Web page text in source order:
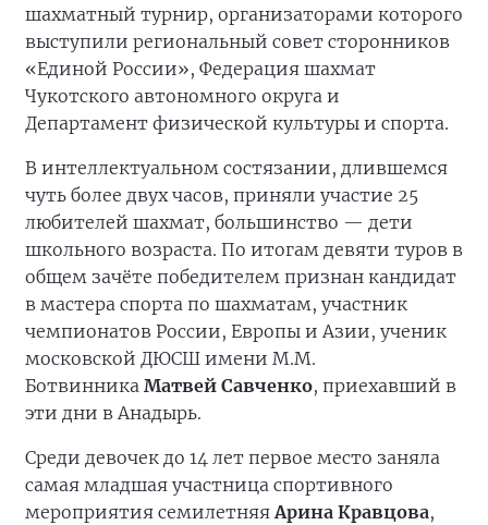
шахматный турнир, организаторами которого
выступили региональный совет сторонников
«Единой России», Федерация шахмат
Чукотского автономного округа и
Департамент физической культуры и спорта.
В интеллектуальном состязании, длившемся
чуть более двух часов, приняли участие 25
любителей шахмат, большинство — дети
школьного возраста. По итогам девяти туров в
общем зачёте победителем признан кандидат
в мастера спорта по шахматам, участник
чемпионатов России, Европы и Азии, ученик
московской ДЮСШ имени М.М.
Ботвинника Матвей Савченко, приехавший в
эти дни в Анадырь.
Среди девочек до 14 лет первое место заняла
самая младшая участница спортивного
мероприятия семилетняяАрина Кравцова,